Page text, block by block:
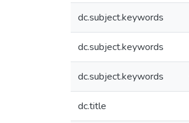
dc.subject.keywords
dc.subject.keywords
dc.subject.keywords
dc.title